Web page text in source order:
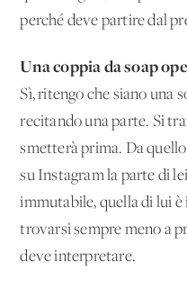
perché deve partire dal
Una coppia da soap
Sì, ritengo che siano una
recitando una parte. Si
smetterà prima. Da
su Instagram la parte di
immutabile, quella di lui è
trovarsi sempre meno a
deve interpretare.